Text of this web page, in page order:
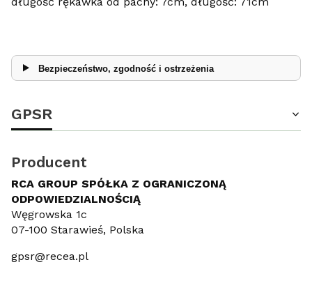
Bezpieczeństwo, zgodność i ostrzeżenia
GPSR
Producent
RCA GROUP SPÓŁKA Z OGRANICZONĄ
ODPOWIEDZIALNOŚCIĄ
Węgrowska 1c
07-100 Starawieś, Polska
gpsr@recea.pl